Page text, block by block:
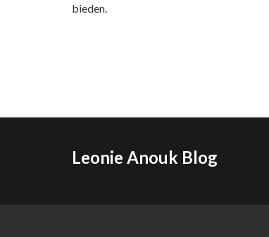
bieden.
Leonie Anouk Blog